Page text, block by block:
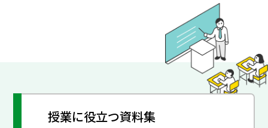
授業に役立つ資料集